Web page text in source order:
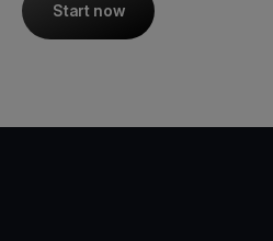
Start now